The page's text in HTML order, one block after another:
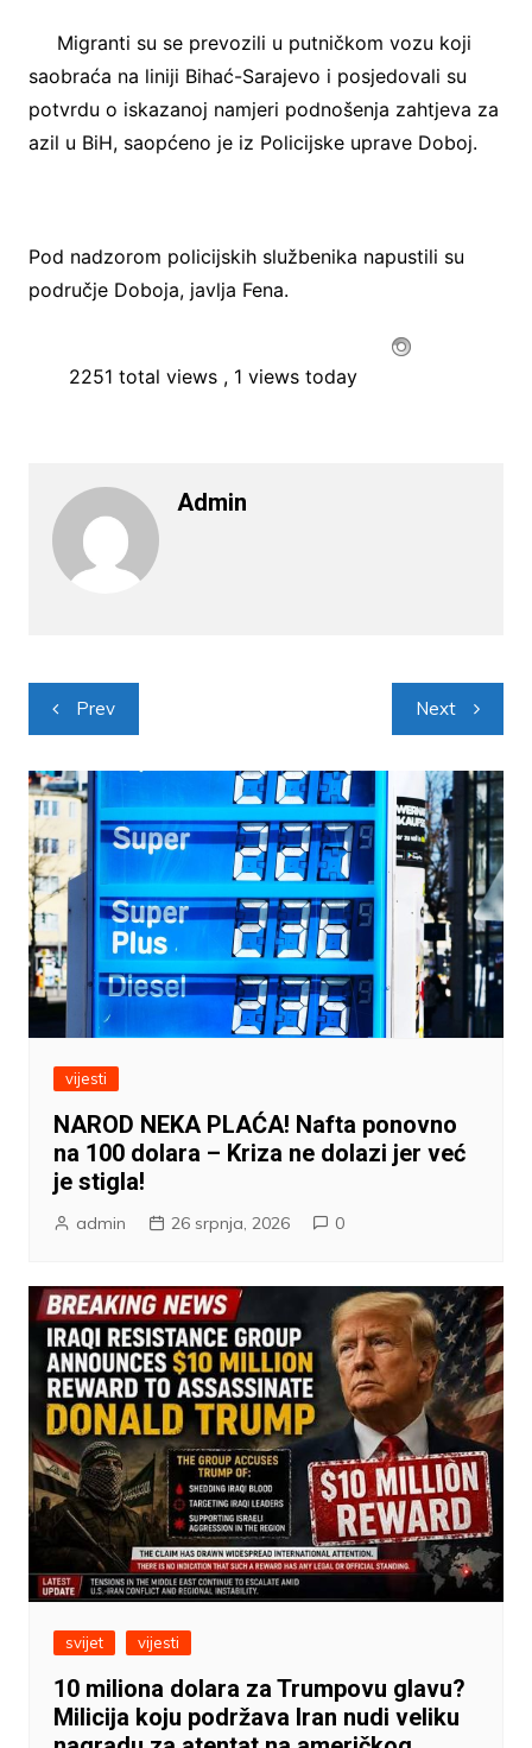
Migranti su se prevozili u putničkom vozu koji
saobraća na liniji Bihać-Sarajevo i posjedovali su
potvrdu o iskazanoj namjeri podnošenja zahtjeva za
azil u BiH, saopćeno je iz Policijske uprave Doboj.
Pod nadzorom policijskih službenika napustili su
područje Doboja, javlja Fena.
2251 total views , 1 views today
Admin
Navigacija
objava
Prev Next
vijesti
NAROD NEKA PLAĆA! Nafta ponovno
na 100 dolara – Kriza ne dolazi jer već
je stigla!
admin 26 srpnja, 2026 0
svijet vijesti
10 miliona dolara za Trumpovu glavu?
Milicija koju podržava Iran nudi veliku